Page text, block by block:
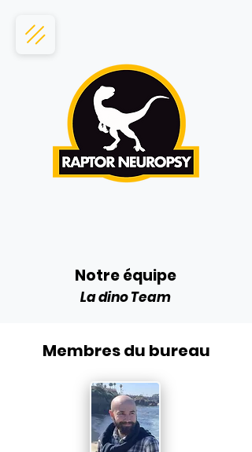
Notre équipe
La dino Team
Membres du bureau